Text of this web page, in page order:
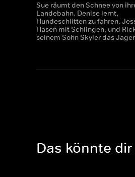
Sue räumt den Schnee von
Landebahn. Denise lernt,
Hundeschlitten zu fahren.
Hasen mit Schlingen, und
seinem Sohn Skyler das
Das könnte